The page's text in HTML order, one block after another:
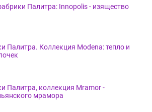
Палитра: Innopolis - изящество
Палитра. Коллекция Modena: тепло и
Палитра, коллекция Mramor -
мрамора